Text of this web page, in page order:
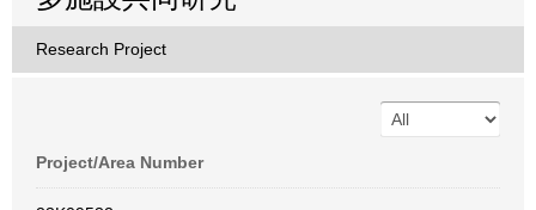
Research Project
Project/Area Number